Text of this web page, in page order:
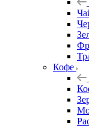
Кофе